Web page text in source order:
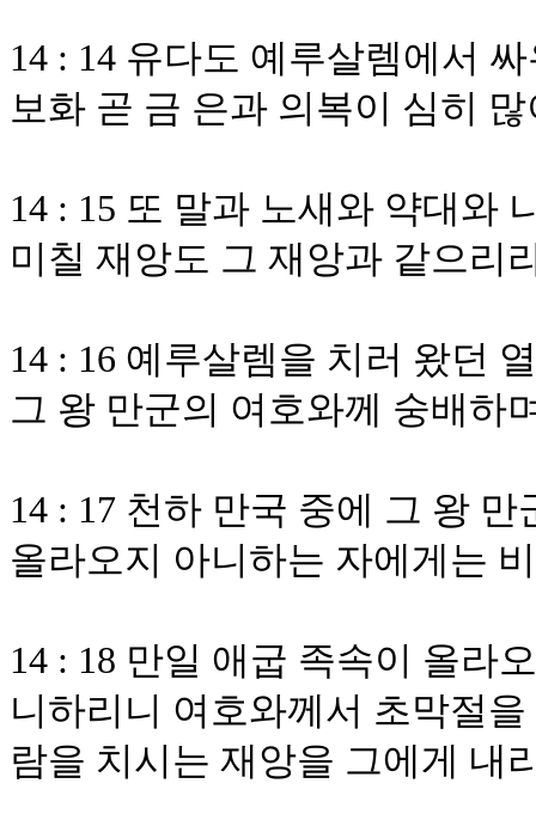
14 : 14 유다도 예루살렘에서
보화 곧 금 은과 의복이 심히
14 : 15 또 말과 노새와 약대와
미칠 재앙도 그 재앙과 같으리
14 : 16 예루살렘을 치러 왔던
그 왕 만군의 여호와께 숭배하
14 : 17 천하 만국 중에 그 왕
올라오지 아니하는 자에게는
14 : 18 만일 애굽 족속이 올라
니하리니 여호와께서 초막절
람을 치시는 재앙을 그에게 내